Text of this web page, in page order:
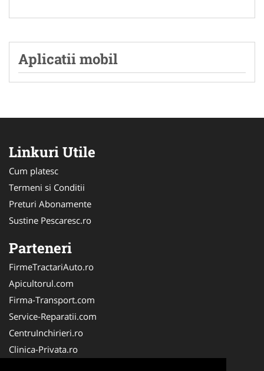
Aplicatii mobil
Linkuri Utile
Cum platesc
Termeni si Conditii
Preturi Abonamente
Sustine Pescaresc.ro
Parteneri
FirmeTractariAuto.ro
Apicultorul.com
Firma-Transport.com
Service-Reparatii.com
CentruInchirieri.ro
Clinica-Privata.ro